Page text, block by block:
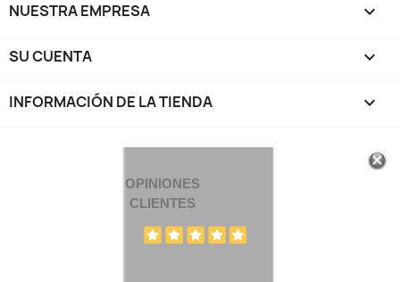
NUESTRA EMPRESA 
SU CUENTA 
INFORMACIÓN DE LA TIENDA keyboard_arrow_down
OPINIONES
CLIENTES